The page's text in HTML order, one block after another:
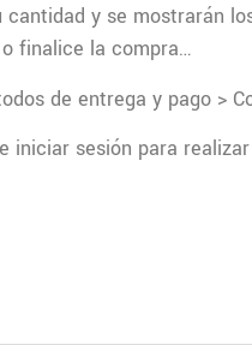
y se mostrarán
finalice la compra…
de entrega y pago >
iniciar sesión para